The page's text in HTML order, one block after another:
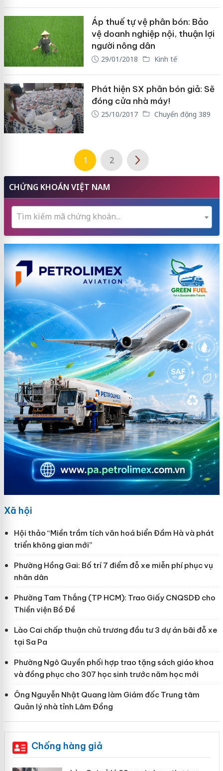
Áp thuế tự vệ phân bón: Bảo
vệ doanh nghiệp nội, thuận lợi
người nông dân
29/01/2018 Kinh tế
Phát hiện SX phân bón giả: Sẽ
đóng cửa nhà máy!
25/10/2017 Chuyển động 389
1 2
CHỨNG KHOÁN VIỆT NAM
Tìm kiếm mã chứng khoán...
Xã hội
Hội thảo “Miền trầm tích văn hoá biển Đầm Hà và phát
triển không gian mới”
Phường Hồng Gai: Bố trí 7 điểm đỗ xe miễn phí phục vụ
nhân dân
Phường Tam Thắng (TP HCM): Trao Giấy CNQSDĐ cho
Thiền viện Bồ Đề
Lào Cai chấp thuận chủ trương đầu tư 3 dự án bãi đỗ xe
tại Sa Pa
Phường Ngô Quyền phối hợp trao tặng sách giáo khoa
và đồng phục cho 307 học sinh trước năm học mới
Ông Nguyễn Nhật Quang làm Giám đốc Trung tâm
Quản lý nhà tỉnh Lâm Đồng
Chống hàng giả